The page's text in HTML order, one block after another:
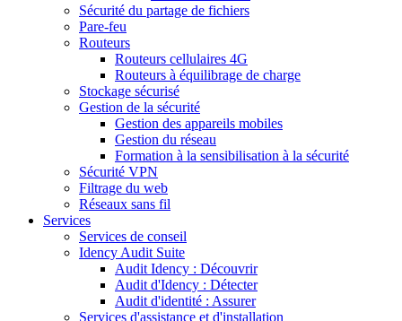
Sécurité du partage de fichiers
Pare-feu
Routeurs
Routeurs cellulaires 4G
Routeurs à équilibrage de charge
Stockage sécurisé
Gestion de la sécurité
Gestion des appareils mobiles
Gestion du réseau
Formation à la sensibilisation à la sécurité
Sécurité VPN
Filtrage du web
Réseaux sans fil
Services
Services de conseil
Idency Audit Suite
Audit Idency : Découvrir
Audit d'Idency : Détecter
Audit d'identité : Assurer
Services d'assistance et d'installation